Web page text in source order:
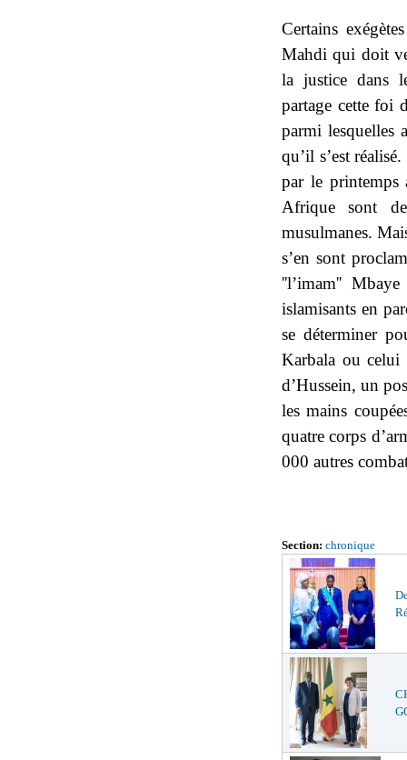
Certains
Mahdi qui doit
la justice dans
partage cette foi
parmi lesquelles
qu’il s’est
par le printemps
Afrique sont
musulmanes.
s’en sont
''l’imam''
islamisants en
se déterminer
Karbala ou
d’Hussein, un
les mains
quatre corps
000 autres
Section: chronique